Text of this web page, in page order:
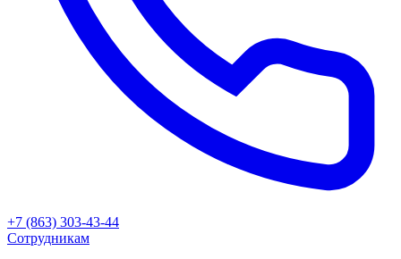
+7 (863) 303-43-44
Сотрудникам